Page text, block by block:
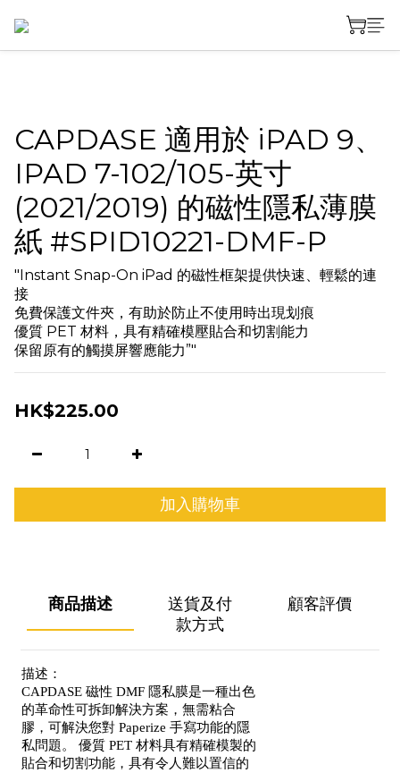
CAPDASE 適用於 iPAD 9、
IPAD 7-102/105-英寸
(2021/2019) 的磁性隱私薄膜
紙 #SPID10221-DMF-P
"Instant Snap-On iPad 的磁性框架提供快速、輕鬆的連
接
免費保護文件夾，有助於防止不使用時出現划痕
優質 PET 材料，具有精確模壓貼合和切割能力
保留原有的觸摸屏響應能力”"
HK$225.00
加入購物車
商品描述
送貨及付
款方式
顧客評價
描述：
CAPDASE 磁性 DMF 隱私膜是一種出色
的革命性可拆卸解決方案，無需粘合
膠，可解決您對 Paperize 手寫功能的隱
私問題。 優質 PET 材料具有精確模製的
貼合和切割功能，具有令人難以置信的